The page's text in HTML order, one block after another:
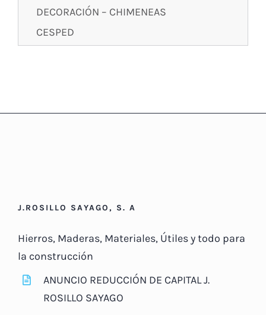
DECORACIÓN – CHIMENEAS
CESPED
J.ROSILLO SAYAGO, S. A
Hierros, Maderas, Materiales, Útiles y todo para
la construcción
ANUNCIO REDUCCIÓN DE CAPITAL J.
ROSILLO SAYAGO